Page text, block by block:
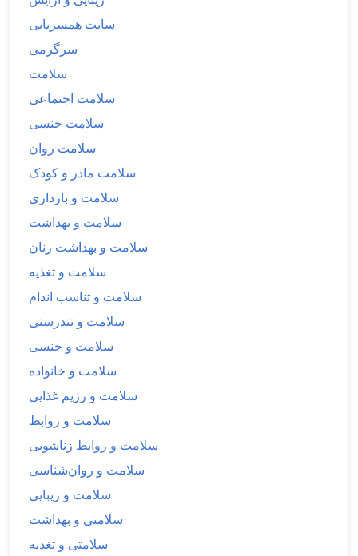
سایت همسریابی
سرگرمی
سلامت
سلامت اجتماعی
سلامت جنسی
سلامت روان
سلامت مادر و کودک
سلامت و بارداری
سلامت و بهداشت
سلامت و بهداشت زنان
سلامت و تغذیه
سلامت و تناسب اندام
سلامت و تندرستی
سلامت و جنسی
سلامت و خانواده
سلامت و رژیم غذایی
سلامت و روابط
سلامت و روابط زناشویی
سلامت و روان‌شناسی
سلامت و زیبایی
سلامتی و بهداشت
سلامتی و تغذیه